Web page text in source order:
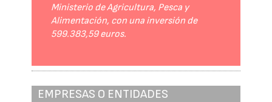
Ministerio de Agricultura, Pesca y
Alimentación, con una inversión de
599.383,59 euros.
EMPRESAS O ENTIDADES